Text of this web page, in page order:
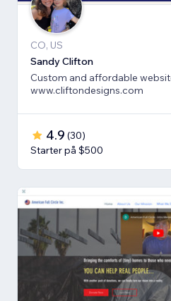
CO, US
Sandy Clifton
Custom and affordable
www.cliftondesigns.com
4.9 (30)
Starter på $500